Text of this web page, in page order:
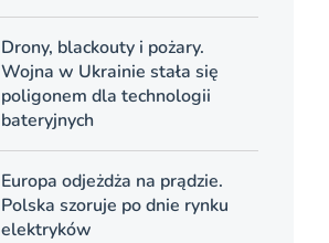
Drony, blackouty i pożary.
Wojna w Ukrainie stała się
poligonem dla technologii
bateryjnych
Europa odjeżdża na prądzie.
Polska szoruje po dnie rynku
elektryków